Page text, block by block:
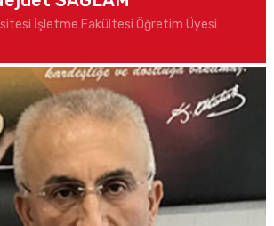
İşletme Fakültesi Öğretim Üyesi